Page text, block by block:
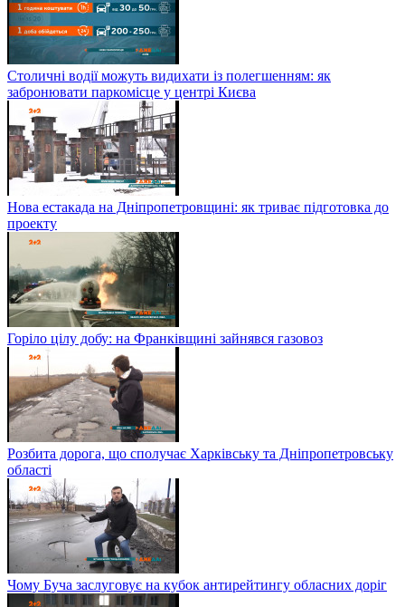
Столичні водії можуть видихати із полегшенням: як
забронювати паркомісце у центрі Києва
Нова естакада на Дніпропетровщині: як триває підготовка до
проекту
Горіло цілу добу: на Франківщині зайнявся газовоз
Розбита дорога, що сполучає Харківську та Дніпропетровську
області
Чому Буча заслуговує на кубок антирейтингу обласних доріг